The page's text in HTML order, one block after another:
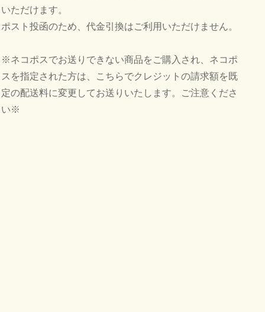
いただけます。
ポスト投函のため、代金引換はご利用いただけません。
※ネコポスでお送りできない商品をご購入され、ネコポ
スを指定された方は、こちらでクレジットの請求額を既
定の配送料に変更してお送りいたします。ご注意くださ
い※